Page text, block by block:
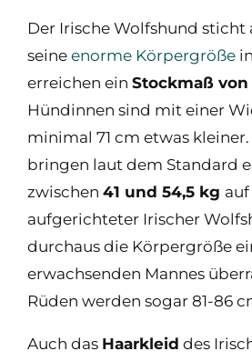
Der Irische Wolfshund sticht
seine enorme Körpergröße
erreichen ein Stockmaß von
Hündinnen sind mit einer
minimal 71 cm etwas
bringen laut dem Standard
zwischen 41 und 54,5 kg
aufgerichteter Irischer
durchaus die Körpergröße
erwachsenden Mannes
Rüden werden sogar 81-86
Auch das Haarkleid des